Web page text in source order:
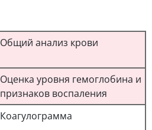
Общий анализ крови
Оценка уровня гемоглобина и
признаков воспаления
Коагулограмма